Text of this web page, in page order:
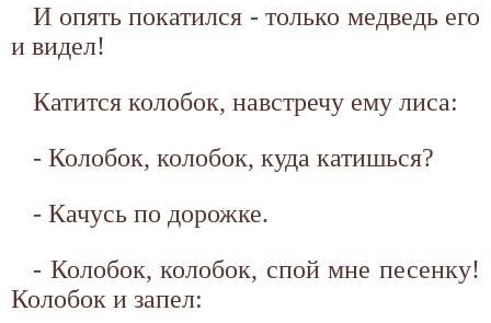
И опять покатился - только медведь его
и видел!
Катится колобок, навстречу ему лиса:
- Колобок, колобок, куда катишься?
- Качусь по дорожке.
- Колобок, колобок, спой мне песенку!
Колобок и запел: